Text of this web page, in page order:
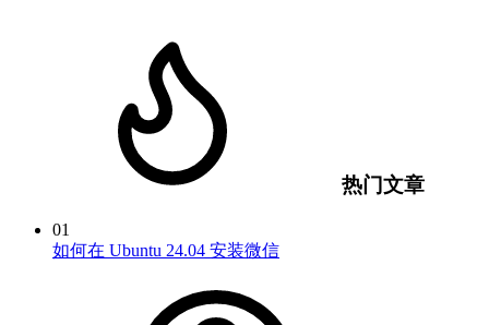
热门文章
01
如何在 Ubuntu 24.04 安装微信